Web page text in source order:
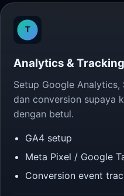
Analytics &
Setup Google Analytics,
dan conversion supaya
dengan betul.
GA4 setup
Meta Pixel / Google
Conversion event